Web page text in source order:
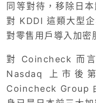
同等對待，移除日
對 KDDI 這類大型
對零售用戶導入加密
對 Coincheck 而
Nasdaq 上市後
Coincheck Group